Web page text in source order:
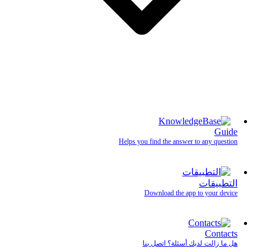
Guide
Helps you find the answer to any question
التطبيقات
Download the app to your device
Contacts
هل ما زالت لديك أسئلة؟ اتصل بنا